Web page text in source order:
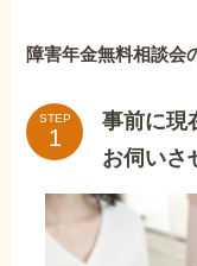
障害年金無料相談会
STEP
事前に現
お伺いさ